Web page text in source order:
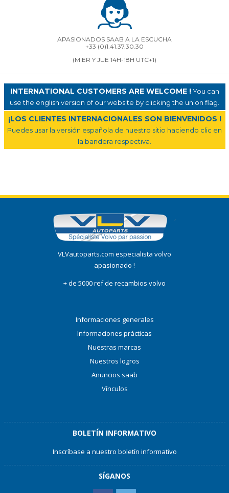
APASIONADOS SAAB A LA ESCUCHA
+33 (0)1.41.37.30.30
(MIER Y JUE 14H-18H UTC+1)
INTERNATIONAL CUSTOMERS ARE WELCOME !You can
use the english version of our website by clicking the union flag.
¡LOS CLIENTES INTERNACIONALES SON BIENVENIDOS !
Puedes usar la versión española de nuestro sitio haciendo clic en
la bandera respectiva.
VLVautoparts.com especialista volvo
apasionado !
+ de 5000 ref de recambios volvo
Informaciones generales
Informaciones prácticas
Nuestras marcas
Nuestros logros
Anuncios saab
Vínculos
BOLETÍN INFORMATIVO
Inscríbase a nuestro boletín informativo
SÍGANOS